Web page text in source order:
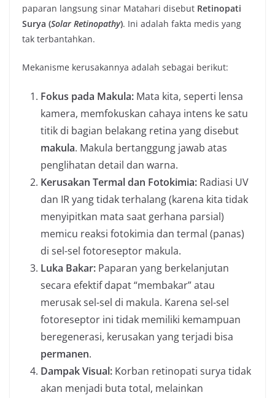
paparan langsung sinar Matahari disebut Retinopati
Surya (Solar Retinopathy). Ini adalah fakta medis yang
tak terbantahkan.
Mekanisme kerusakannya adalah sebagai berikut:
Fokus pada Makula: Mata kita, seperti lensa
kamera, memfokuskan cahaya intens ke satu
titik di bagian belakang retina yang disebut
makula. Makula bertanggung jawab atas
penglihatan detail dan warna.
Kerusakan Termal dan Fotokimia: Radiasi UV
dan IR yang tidak terhalang (karena kita tidak
menyipitkan mata saat gerhana parsial)
memicu reaksi fotokimia dan termal (panas)
di sel-sel fotoreseptor makula.
Luka Bakar: Paparan yang berkelanjutan
secara efektif dapat “membakar” atau
merusak sel-sel di makula. Karena sel-sel
fotoreseptor ini tidak memiliki kemampuan
beregenerasi, kerusakan yang terjadi bisa
permanen.
Dampak Visual: Korban retinopati surya tidak
akan menjadi buta total, melainkan